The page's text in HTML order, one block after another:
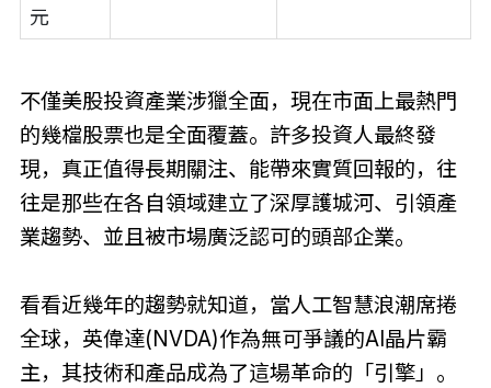
元
不僅美股投資產業涉獵全面，現在市面上最熱門
的幾檔股票也是全面覆蓋。許多投資人最終發
現，真正值得長期關注、能帶來實質回報的，往
往是那些在各自領域建立了深厚護城河、引領產
業趨勢、並且被市場廣泛認可的頭部企業。
看看近幾年的趨勢就知道，當人工智慧浪潮席捲
全球，英偉達(NVDA)作為無可爭議的AI晶片霸
主，其技術和產品成為了這場革命的「引擎」。